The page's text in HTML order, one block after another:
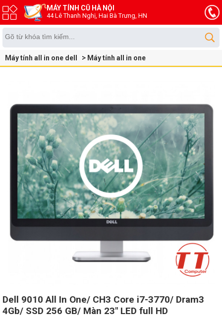
MÁY TÍNH CŨ HÀ NỘI
44 Lê Thanh Nghị, Hai Bà Trưng, HN
Máy tính all in one dell
Máy tính all in one
Dell 9010 All In One/ CH3 Core i7-3770/ Dram3
4Gb/ SSD 256 GB/ Màn 23" LED full HD